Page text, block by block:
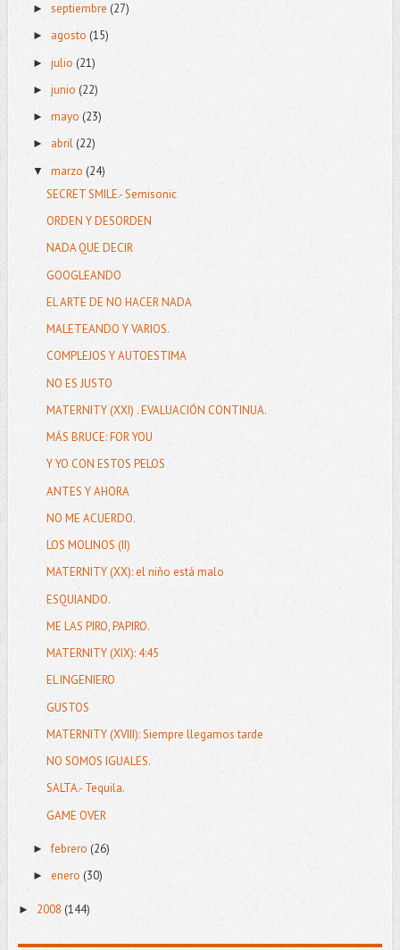
► septiembre (27)
► agosto (15)
► julio (21)
► junio (22)
► mayo (23)
► abril(22)
▼ marzo (24)
SECRET SMILE.- Semisonic
ORDEN Y DESORDEN
NADA QUE DECIR
GOOGLEANDO
EL ARTE DE NO HACER NADA
MALETEANDO Y VARIOS.
COMPLEJOS Y AUTOESTIMA
NO ES JUSTO
MATERNITY (XXI) . EVALUACIÓN CONTINUA.
MÁS BRUCE: FOR YOU
Y YO CON ESTOS PELOS
ANTES Y AHORA
NO ME ACUERDO.
LOS MOLINOS (II)
MATERNITY (XX): el niño está malo
ESQUIANDO.
ME LAS PIRO, PAPIRO.
MATERNITY (XIX): 4:45
EL INGENIERO
GUSTOS
MATERNITY (XVIII): Siempre llegamos tarde
NO SOMOS IGUALES.
SALTA.- Tequila.
GAME OVER
►febrero (26)
► enero (30)
► 2008 (144)